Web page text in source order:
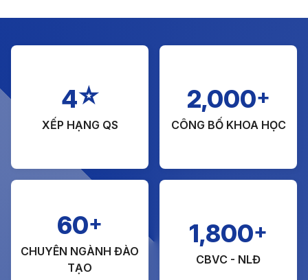
4☆
XẾP HẠNG QS
2,000+
CÔNG BỐ KHOA HỌC
60+
CHUYÊN NGÀNH ĐÀO
TẠO
1,800+
CBVC - NLĐ